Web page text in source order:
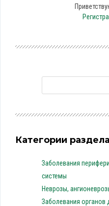
Категории раздела
Заболевания
системы
Неврозы,
Заболевания органов